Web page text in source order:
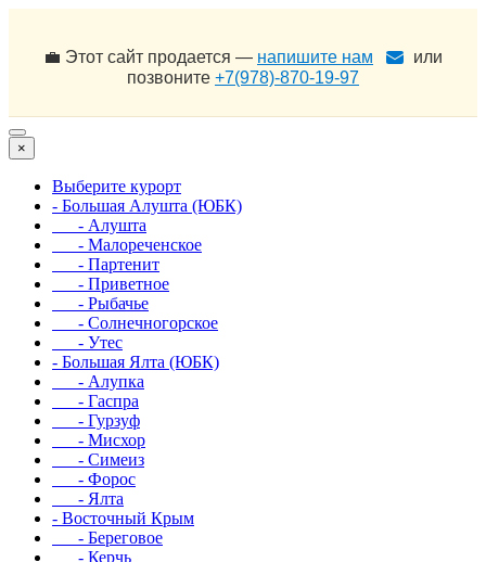
💼 Этот сайт продается — напишите нам
или
позвоните +7(978)-870-19-97
×
Выберите курорт
- Большая Алушта (ЮБК)
- Алушта
- Малореченское
- Партенит
- Приветное
- Рыбачье
- Солнечногорское
- Утес
- Большая Ялта (ЮБК)
- Алупка
- Гаспра
- Гурзуф
- Мисхор
- Симеиз
- Форос
- Ялта
- Восточный Крым
- Береговое
- Керчь